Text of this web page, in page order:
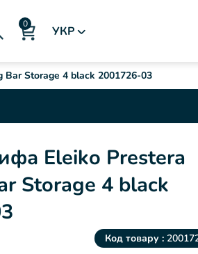
УКР
Storage 4 black 2001726-03
Eleiko Prestera
Storage 4 black
Код товару :